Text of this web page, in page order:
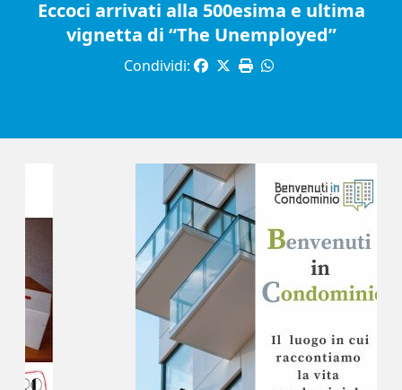
Eccoci arrivati alla 500esima e ultima
vignetta di “The Unemployed”
Condividi: